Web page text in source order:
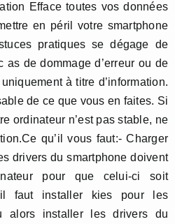
Efface toutes vos données
en péril votre smartphone
pratiques se dégage de
as de dommage d’erreur ou de
à titre d’information.
de ce que vous en faites. Si
ordinateur n’est pas stable, ne
qu’il vous faut:- Charger
drivers du smartphone doivent
pour que celui-ci soit
faut installer kies pour les
alors installer les drivers du